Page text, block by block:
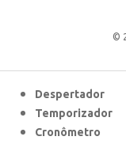
©
Despertador
Temporizador
Cronômetro